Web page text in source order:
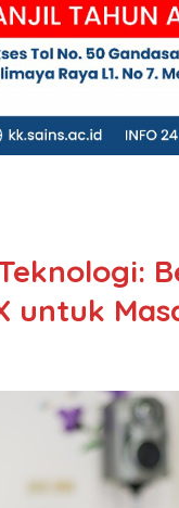
untuk